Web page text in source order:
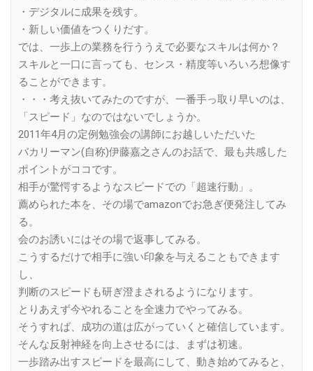
・デジタルに成果を残す。
・新しい価値をつくりだす。
では、一歩上の業務を行ううえで必要なスキルは何か？
スキルと一口に言っても、センス・精度等いろいろ想像す
ることができます。
・・・考え抜いてみたのですが、一番手っ取り早いのは、
「スピード」なのではないでしょうか。
2011年4月の定例勉強会の講師にお越しいただいた
バカリーマン(自称)伊藤嘉之さんのお話で、最も共感した
ポイントがココです。
相手が驚愕するようなスピードでの「超速行動」。
薦められた本を、その場でamazonでお急ぎ便発注してみ
る。
会のお誘いにはその場で返事してみる。
こうするだけで相手に強い印象を与えることもできます
し、
判断のスピードも研ぎ澄まされるようになります。
とりあえず今やれることを全速力でやってみる。
そうすれば、成功の道は広がっていくと確信しています。
そんな反射神経を向上させるには、まずは初速。
一歩踏み出すスピードを最高にして、動き始めてみると、